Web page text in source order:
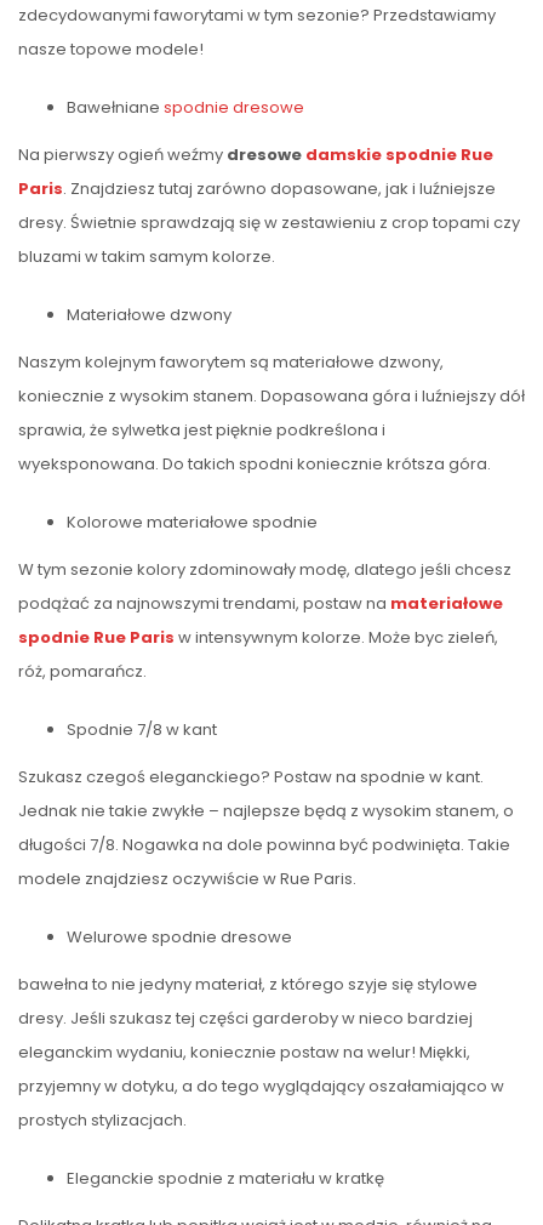
zdecydowanymi faworytami w tym sezonie? Przedstawiamy
nasze topowe modele!
Bawełniane spodnie dresowe
Na pierwszy ogień weźmy dresowe damskie spodnie Rue
Paris. Znajdziesz tutaj zarówno dopasowane, jak i luźniejsze
dresy. Świetnie sprawdzają się w zestawieniu z crop topami czy
bluzami w takim samym kolorze.
Materiałowe dzwony
Naszym kolejnym faworytem są materiałowe dzwony,
koniecznie z wysokim stanem. Dopasowana góra i luźniejszy dół
sprawia, że sylwetka jest pięknie podkreślona i
wyeksponowana. Do takich spodni koniecznie krótsza góra.
Kolorowe materiałowe spodnie
W tym sezonie kolory zdominowały modę, dlatego jeśli chcesz
podążać za najnowszymi trendami, postaw na materiałowe
spodnie Rue Paris w intensywnym kolorze. Może byc zieleń,
róż, pomarańcz.
Spodnie 7/8 w kant
Szukasz czegoś eleganckiego? Postaw na spodnie w kant.
Jednak nie takie zwykłe – najlepsze będą z wysokim stanem, o
długości 7/8. Nogawka na dole powinna być podwinięta. Takie
modele znajdziesz oczywiście w Rue Paris.
Welurowe spodnie dresowe
bawełna to nie jedyny materiał, z którego szyje się stylowe
dresy. Jeśli szukasz tej części garderoby w nieco bardziej
eleganckim wydaniu, koniecznie postaw na welur! Miękki,
przyjemny w dotyku, a do tego wyglądający oszałamiająco w
prostych stylizacjach.
Eleganckie spodnie z materiału w kratkę